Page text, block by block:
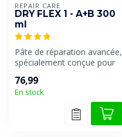
REPAIR CARE
DRY FLEX 1 - A+B 300
ml
Pâte de réparation avancée,
spécialement conçue pour
rap...
76,99
En stock